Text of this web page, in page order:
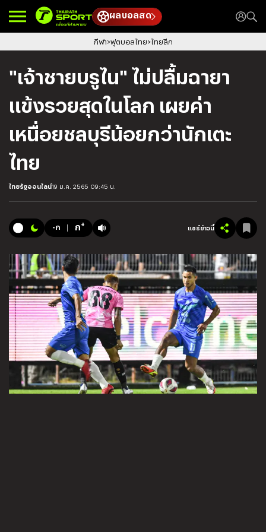
ผลบอลสด
กีฬา ฟุตบอลไทย ไทยลีก
"เจ้าชายบรูไน" ไม่ปลื้มฉายา
แข้งรวยสุดในโลก เผยค่า
เหนื่อยชลบุรีน้อยกว่านักเตะ
ไทย
ไทยรัฐออนไลน์19 ม.ค. 2565 09:45 น.
-ก ก+ แชร์ข่าวนี้